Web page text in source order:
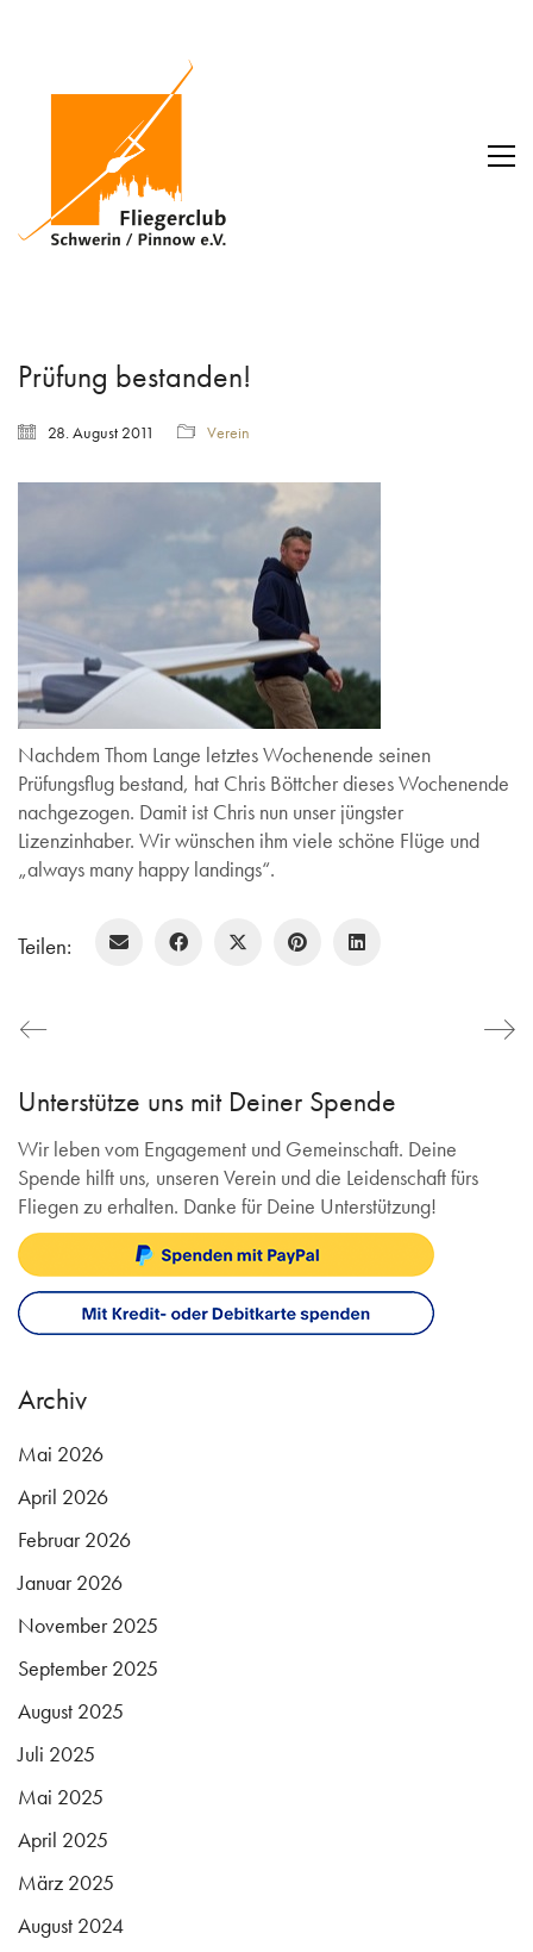
Prüfung bestanden!
28. August 2011 Verein
Nachdem Thom Lange letztes Wochenende seinen
Prüfungsflug bestand, hat Chris Böttcher dieses Wochenende
nachgezogen. Damit ist Chris nun unser jüngster
Lizenzinhaber. Wir wünschen ihm viele schöne Flüge und
„always many happy landings“.
Teilen:
Unterstütze uns mit Deiner Spende
Wir leben vom Engagement und Gemeinschaft. Deine
Spende hilft uns, unseren Verein und die Leidenschaft fürs
Fliegen zu erhalten. Danke für Deine Unterstützung!
Archiv
Mai 2026
April 2026
Februar 2026
Januar 2026
November 2025
September 2025
August 2025
Juli 2025
Mai 2025
April 2025
März 2025
August 2024